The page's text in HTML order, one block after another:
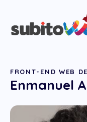
FRONT-END WEB
Enmanuel